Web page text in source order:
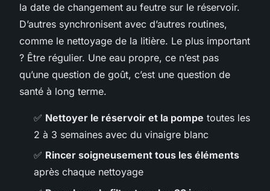
la date de changement au feutre sur le réservoir.
D’autres synchronisent avec d’autres routines,
comme le nettoyage de la litière. Le plus important
? Être régulier. Une eau propre, ce n’est pas
qu’une question de goût, c’est une question de
santé à long terme.
✅ Nettoyer le réservoir et la pompe toutes les
2 à 3 semaines avec du vinaigre blanc
✅ Rincer soigneusement tous les éléments
après chaque nettoyage